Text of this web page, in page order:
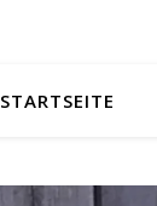
STARTSEITE